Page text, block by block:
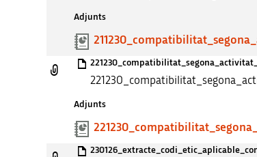
Adjunts
Adjunts